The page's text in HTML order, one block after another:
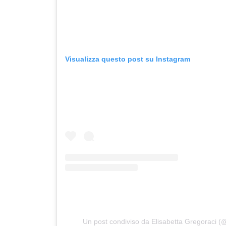
Visualizza questo post su Instagram
Un post condiviso da Elisabetta Gregoraci